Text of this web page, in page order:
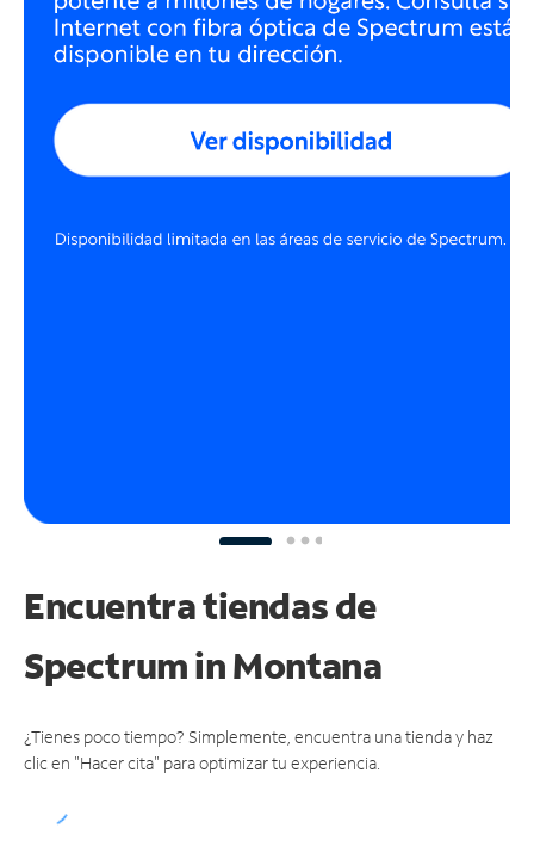
Encuentra tiendas de
Spectrumin Montana
¿Tienes poco tiempo? Simplemente, encuentra una tienda y haz
clic en "Hacer cita" para optimizar tu experiencia.